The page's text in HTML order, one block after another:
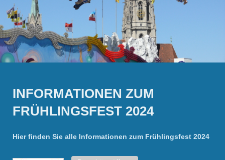
INFORMATIONEN ZUM
FRÜHLINGSFEST 2024
Hier finden Sie alle Informationen zum Frühlingsfest 2024